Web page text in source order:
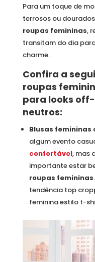
Para um toque de
terrosos ou
roupas femininas,
transitam do dia
charme.
Confira a
roupas
para looks
neutros:
Blusas femininas
algum evento
confortável, mas
importante estar
roupas femininas
tendência top
feminina estilo t-